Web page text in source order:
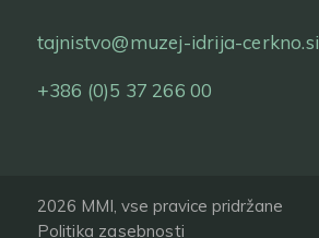
tajnistvo@muzej-idrija-cerkno.si
+386 (0)5 37 266 00
2026 MMI, vse pravice pridržane
Politika zasebnosti